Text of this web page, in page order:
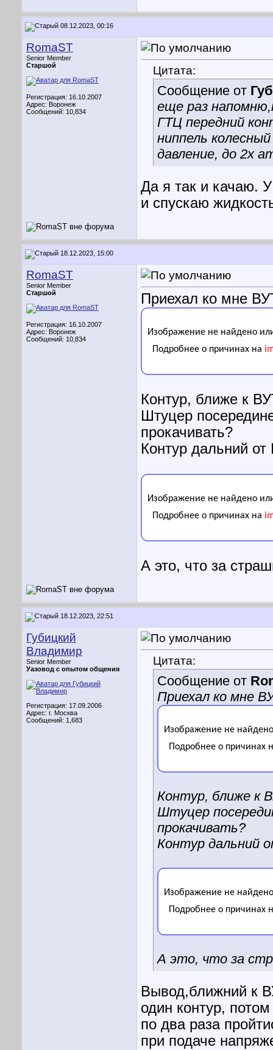
08.12.2023, 00:16
RomaST
Senior Member
Старшой
Регистрация: 16.10.2007
Адрес: Воронеж
Сообщений: 10,834
Цитата:
Сообщение от
еще раз
ГТЦ передний
ниппель
давление, до 2х
Да я так и качаю.
и спускаю
18.12.2023, 15:00
RomaST
Senior Member
Старшой
Регистрация: 16.10.2007
Адрес: Воронеж
Сообщений: 10,834
Приехал ко мне
Контур, ближе к
Штуцер
прокачивать?
Контур дальний
А это, что за
18.12.2023, 22:51
Губицкий
Владимир
Senior Member
Уазовод с опытом общения
Регистрация: 17.09.2006
Адрес: г. Москва
Сообщений: 1,683
Цитата:
Сообщение от
Приехал ко мне
Контур, ближе к
Штуцер
прокачивать?
Контур дальний
А это, что за
Вывод,ближний к
один контур,
по два раза
при подаче